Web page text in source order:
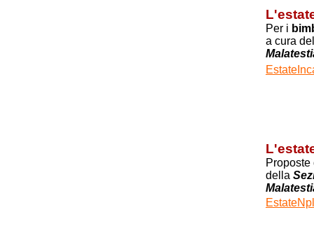
Per i
a cura
della